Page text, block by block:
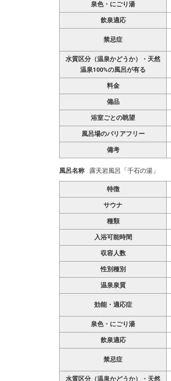
泉色・にごり湯
飲泉適応
禁忌症
水質区分（温泉かどうか）・天然
温泉100%の風呂が有る
料金
備品
浴室ごとの眺望
風呂場のバリアフリー
備考
風呂名称 露天岩風呂「千石の湯」
特徴
サウナ
種類
入浴可能時間
収容人数
性別種別
温泉泉質
効能・適応症
泉色・にごり湯
飲泉適応
禁忌症
水質区分（温泉かどうか）・天然